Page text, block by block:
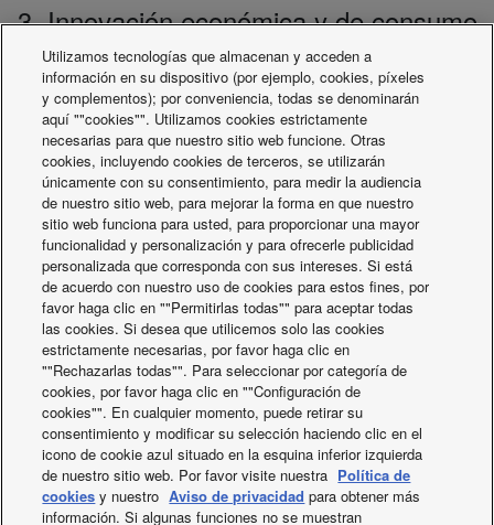
3. Innovación económica y de consumo
de energía.
Menos coste y más ahorro.
Mayor eficiencia energética que el R410A.
Bombas de calor Aquarea en YouTube
Ver los vídeos
Utilizamos tecnologías que almacenan y acceden a
información en su dispositivo (por ejemplo, cookies, píxeles
y complementos); por conveniencia, todas se denominarán
aquí ""cookies"". Utilizamos cookies estrictamente
necesarias para que nuestro sitio web funcione. Otras
cookies, incluyendo cookies de terceros, se utilizarán
únicamente con su consentimiento, para medir la audiencia
de nuestro sitio web, para mejorar la forma en que nuestro
sitio web funciona para usted, para proporcionar una mayor
funcionalidad y personalización y para ofrecerle publicidad
personalizada que corresponda con sus intereses. Si está
de acuerdo con nuestro uso de cookies para estos fines, por
favor haga clic en ""Permitirlas todas"" para aceptar todas
las cookies. Si desea que utilicemos solo las cookies
estrictamente necesarias, por favor haga clic en
""Rechazarlas todas"". Para seleccionar por categoría de
cookies, por favor haga clic en ""Configuración de
cookies"". En cualquier momento, puede retirar su
consentimiento y modificar su selección haciendo clic en el
icono de cookie azul situado en la esquina inferior izquierda
de nuestro sitio web. Por favor visite nuestra Política de
cookies y nuestro Aviso de privacidad para obtener más
información. Si algunas funciones no se muestran